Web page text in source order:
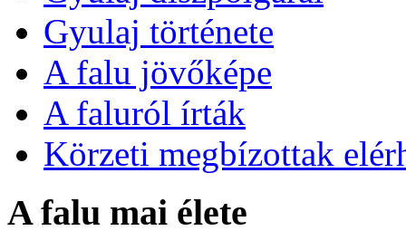
Gyulaj története
A falu jövőképe
A faluról írták
Körzeti megbízottak
A falu mai élete